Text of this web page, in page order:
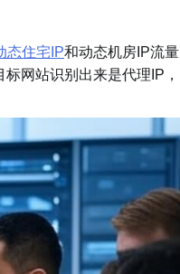
态住宅IP和动态机房IP流量
网站识别出来是代理IP，